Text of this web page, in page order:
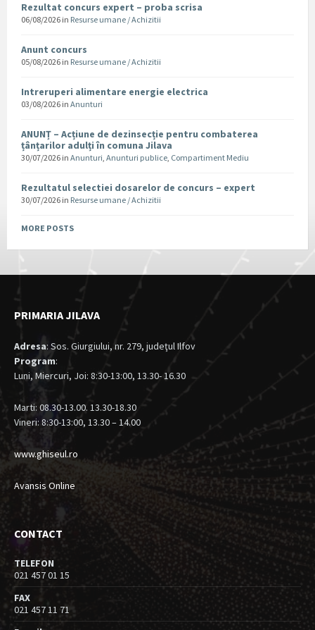
Rezultat concurs expert – proba scrisa
06/08/2026 in Resurse umane / Achizitii
Anunt concurs
05/08/2026 in Resurse umane / Achizitii
Intreruperi alimentare energie electrica
03/08/2026 in Anunturi
ANUNȚ – Acțiune de dezinsecție pentru combaterea
țânțarilor adulți în comuna Jilava
30/07/2026 in Anunturi, Anunturi publice, Compartiment Mediu
Rezultatul selectiei dosarelor de concurs – expert
30/07/2026 in Resurse umane / Achizitii
MORE POSTS
PRIMARIA JILAVA
Adresa: Sos. Giurgiului, nr. 279, judeţul Ilfov
Program:
Luni, Miercuri, Joi: 8:30-13:00, 13.30- 16.30
Marti: 08.30-13.00. 13.30-18.30
Vineri: 8:30-13:00, 13.30 – 14.00
www.ghiseul.ro
Avansis Online
CONTACT
TELEFON
021 457 01 15
FAX
021 457 11 71